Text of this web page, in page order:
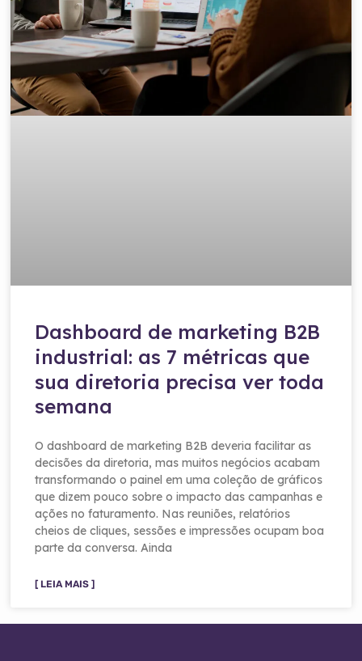
Dashboard de marketing B2B
industrial: as 7 métricas que
sua diretoria precisa ver toda
semana
O dashboard de marketing B2B deveria facilitar as
decisões da diretoria, mas muitos negócios acabam
transformando o painel em uma coleção de gráficos
que dizem pouco sobre o impacto das campanhas e
ações no faturamento. Nas reuniões, relatórios
cheios de cliques, sessões e impressões ocupam boa
parte da conversa. Ainda
[ LEIA MAIS ]